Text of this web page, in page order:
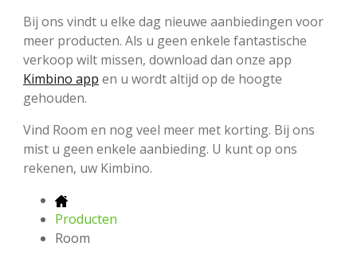
Bij ons vindt u elke dag nieuwe aanbiedingen voor
meer producten. Als u geen enkele fantastische
verkoop wilt missen, download dan onze app
Kimbino app en u wordt altijd op de hoogte
gehouden.
Vind Room en nog veel meer met korting. Bij ons
mist u geen enkele aanbieding. U kunt op ons
rekenen, uw Kimbino.
Producten
Room